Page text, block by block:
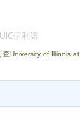
伊利诺
查University of Illinois at